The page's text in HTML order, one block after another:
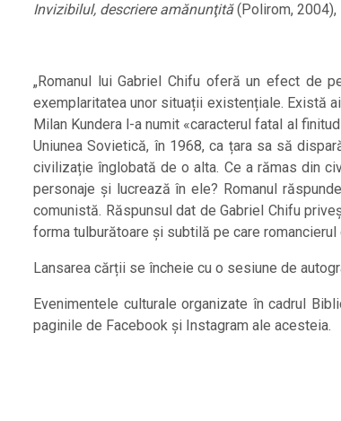
Invizibilul, descriere amănunţită(Polirom, 2004),
„Romanul lui Gabriel Chifu oferă un efect de
exemplaritatea unor situații existențiale. Există
Milan Kundera l-a numit «caracterul fatal al
Uniunea Sovietică, în 1968, ca țara sa să
civilizație înglobată de o alta. Ce a rămas din
personaje și lucrează în ele? Romanul
comunistă. Răspunsul dat de Gabriel Chifu
forma tulburătoare și subtilă pe care
Lansarea cărții se încheie cu o sesiune de
Evenimentele culturale organizate în cadrul
paginile de Facebook și Instagram ale acesteia.